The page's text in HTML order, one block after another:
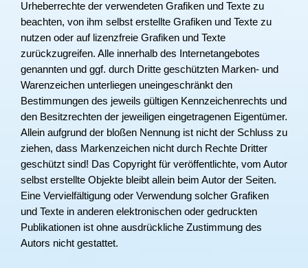
Urheberrechte der verwendeten Grafiken und Texte zu
beachten, von ihm selbst erstellte Grafiken und Texte zu
nutzen oder auf lizenzfreie Grafiken und Texte
zurückzugreifen. Alle innerhalb des Internetangebotes
genannten und ggf. durch Dritte geschützten Marken- und
Warenzeichen unterliegen uneingeschränkt den
Bestimmungen des jeweils gültigen Kennzeichenrechts und
den Besitzrechten der jeweiligen eingetragenen Eigentümer.
Allein aufgrund der bloßen Nennung ist nicht der Schluss zu
ziehen, dass Markenzeichen nicht durch Rechte Dritter
geschützt sind! Das Copyright für veröffentlichte, vom Autor
selbst erstellte Objekte bleibt allein beim Autor der Seiten.
Eine Vervielfältigung oder Verwendung solcher Grafiken
und Texte in anderen elektronischen oder gedruckten
Publikationen ist ohne ausdrückliche Zustimmung des
Autors nicht gestattet.